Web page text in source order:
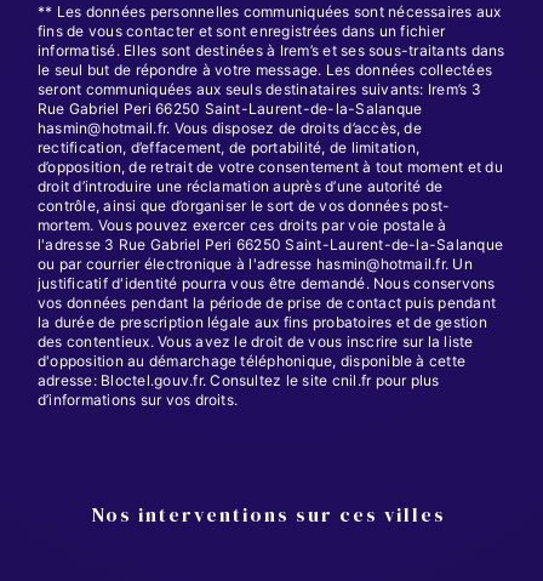
** Les données personnelles communiquées sont nécessaires aux
fins de vous contacter et sont enregistrées dans un fichier
informatisé. Elles sont destinées à Irem’s et ses sous-traitants dans
le seul but de répondre à votre message. Les données collectées
seront communiquées aux seuls destinataires suivants: Irem’s 3
Rue Gabriel Peri 66250 Saint-Laurent-de-la-Salanque
hasmin@hotmail.fr. Vous disposez de droits d’accès, de
rectification, d’effacement, de portabilité, de limitation,
d’opposition, de retrait de votre consentement à tout moment et du
droit d’introduire une réclamation auprès d’une autorité de
contrôle, ainsi que d’organiser le sort de vos données post-
mortem. Vous pouvez exercer ces droits par voie postale à
l'adresse 3 Rue Gabriel Peri 66250 Saint-Laurent-de-la-Salanque
ou par courrier électronique à l'adresse hasmin@hotmail.fr. Un
justificatif d'identité pourra vous être demandé. Nous conservons
vos données pendant la période de prise de contact puis pendant
la durée de prescription légale aux fins probatoires et de gestion
des contentieux. Vous avez le droit de vous inscrire sur la liste
d'opposition au démarchage téléphonique, disponible à cette
adresse: Bloctel.gouv.fr. Consultez le site cnil.fr pour plus
d’informations sur vos droits.
Nos interventions sur ces villes